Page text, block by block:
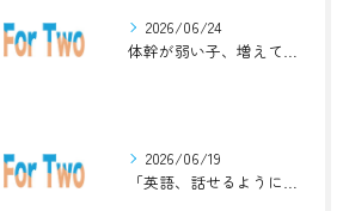
2026/06/24
体幹が弱い子、増えています。英語ジムナスティックで楽しく解決！
2026/06/19
「英語、話せるようになりたい」中学生・高校生のためのZoomレッスン